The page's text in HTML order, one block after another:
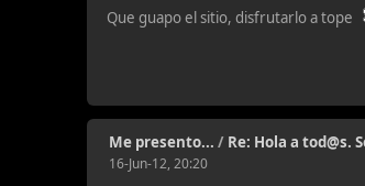
Que guapo el sitio, disfrutarlo a tope
Me presento... / Re: Hola a tod@s.
16-Jun-12, 20:20